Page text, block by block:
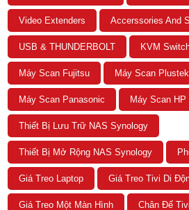
Video Extenders Accerssories And
USB & THUNDERBOLT KVM
Máy Scan Fujitsu Máy Scan Plustek
Máy Scan Panasonic Máy Scan HP
Thiết Bị Lưu Trữ NAS Synology
Thiết Bị Mở Rộng NAS Synology
Giá Treo Laptop Giá Treo Tivi Di
Giá Treo Một Màn Hình Chân Đế Tivi